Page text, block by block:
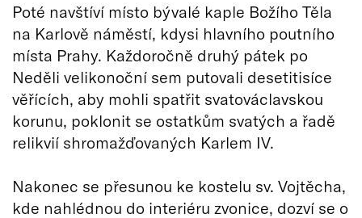
Poté navštíví místo bývalé kaple Božího Těla
na Karlově náměstí, kdysi hlavního poutního
místa Prahy. Každoročně druhý pátek po
Neděli velikonoční sem putovali desetitisíce
věřících, aby mohli spatřit svatováclavskou
korunu, poklonit se ostatkům svatých a řadě
relikvií shromažďovaných Karlem IV.
Nakonec se přesunou ke kostelu sv. Vojtěcha,
kde nahlédnou do interiéru zvonice, dozví se o